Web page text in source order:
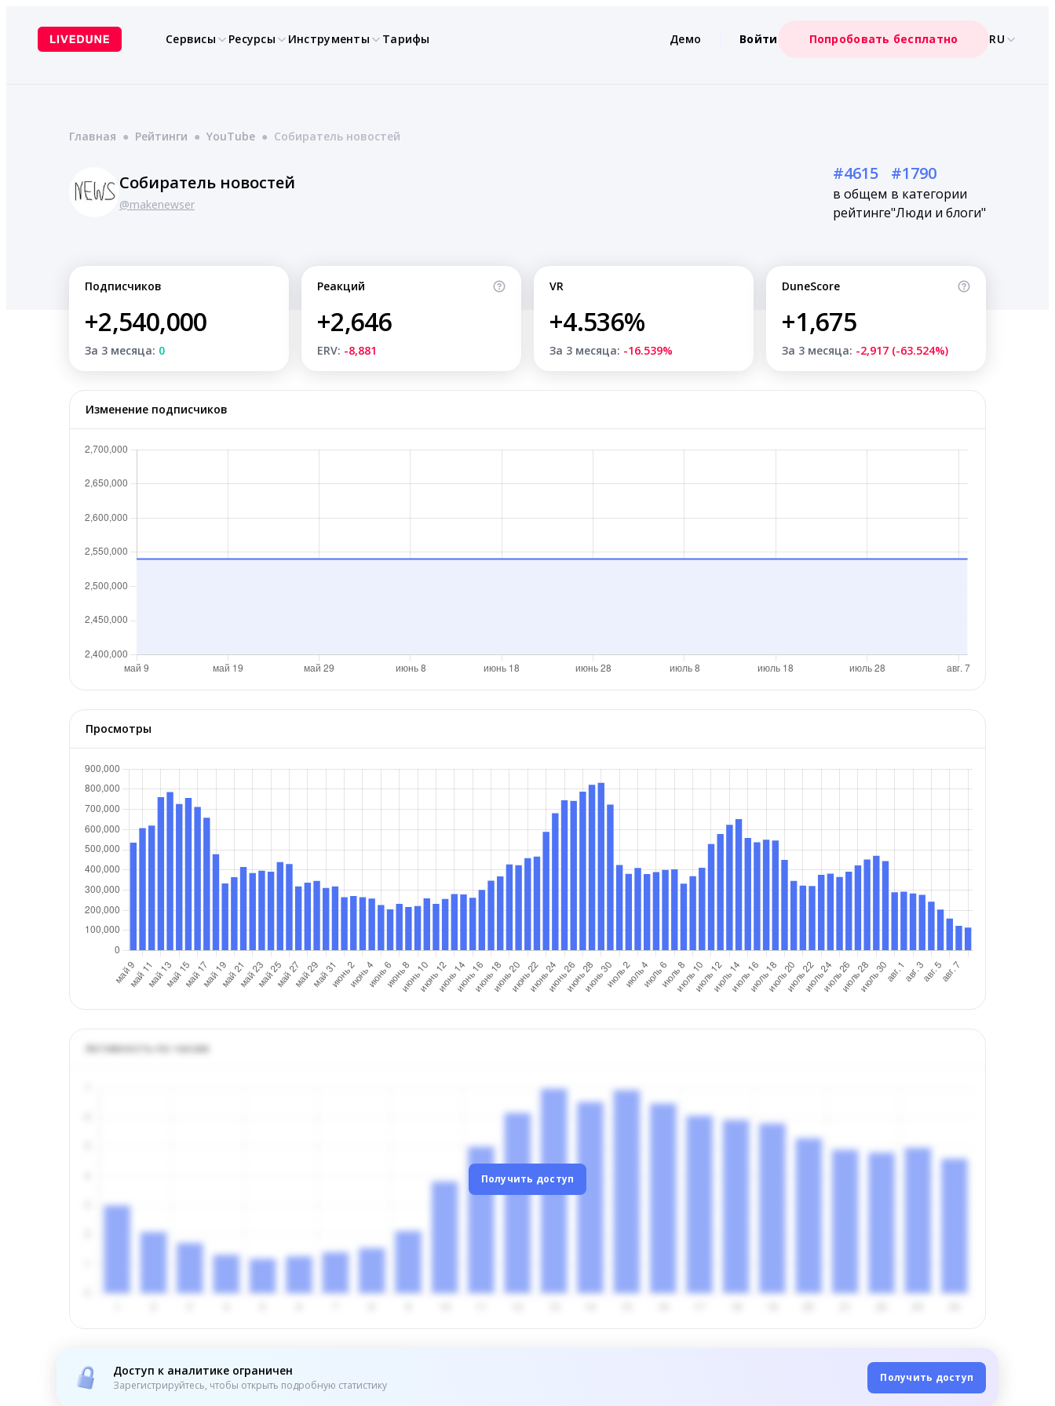
содержимому
Сервисы Ресурсы Инструменты Тарифы Демо Войти Попробовать бесплатно RU
Главная ● Рейтинги ● YouTube ● Собиратель новостей
Собиратель новостей
@makenewser
#4615
в общем
рейтинге
#1790
в категории
"Люди и блоги"
Подписчиков
+2,540,000
За 3 месяца: 0
Реакций
+2,646
ERV: -8,881
VR
+4.536%
За 3 месяца: -16.539%
DuneScore
+1,675
За 3 месяца: -2,917 (-63.524%)
Изменение подписчиков
Просмотры
Активность по часам
Получить доступ
Доступ к аналитике ограничен
Зарегистрируйтесь, чтобы открыть подробную статистику
Получить доступ